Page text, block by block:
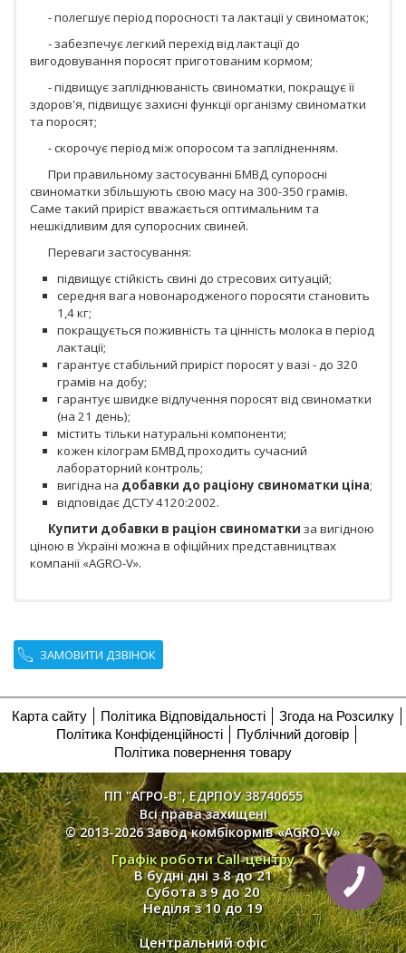
- полегшує період поросності та лактації у свиноматок;
- забезпечує легкий перехід від лактації до
вигодовування поросят приготованим кормом;
- підвищує запліднюваність свиноматки, покращує її
здоров'я, підвищує захисні функції організму свиноматки
та поросят;
- скорочує період між опоросом та заплідненням.
При правильному застосуванні БМВД супоросні
свиноматки збільшують свою масу на 300-350 грамів.
Саме такий приріст вважається оптимальним та
нешкідливим для супоросних свиней.
Переваги застосування:
підвищує стійкість свині до стресових ситуацій;
середня вага новонародженого поросяти становить
1,4 кг;
покращується поживність та цінність молока в період
лактації;
гарантує стабільний приріст поросят у вазі - до 320
грамів на добу;
гарантує швидке відлучення поросят від свиноматки
(на 21 день);
містить тільки натуральні компоненти;
кожен кілограм БМВД проходить сучасний
лабораторний контроль;
вигідна на добавки до раціону свиноматки ціна;
відповідає ДСТУ 4120:2002.
Купити добавки в раціон свиноматки за вигідною
ціною в Україні можна в офіційних представництвах
компанії «AGRO-V».
ЗАМОВИТИ ДЗВІНОК
Карта сайту Політика Відповідальності
Згода на Розсилку
Політика Конфіденційності
Публічний договір
Політика повернення товару
ПП "АГРО-В", ЕДРПОУ 38740655
Всі права захищені
© 2013-2026 Завод комбікормів «AGRO-V»
Графік роботи Call-центру
В будні дні з 8 до 21
Субота з 9 до 20
Неділя з 10 до 19
Центральний офіс